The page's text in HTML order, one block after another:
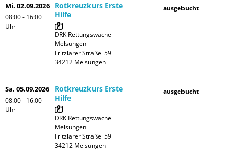
Mi. 02.09.2026
08:00 - 16:00
Uhr
Rotkreuzkurs Erste
Hilfe
DRK Rettungswache
Melsungen
Fritzlarer Straße  59
ausgebucht
Sa. 05.09.2026
08:00 - 16:00
Uhr
Rotkreuzkurs Erste
Hilfe
DRK Rettungswache
Melsungen
Fritzlarer Straße  59
ausgebucht